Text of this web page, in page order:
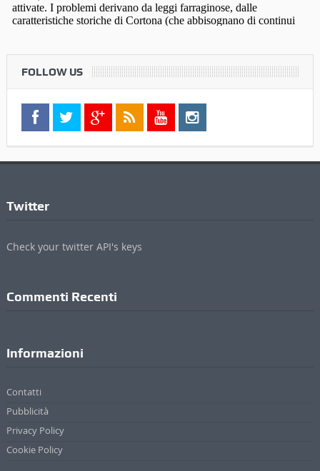
FOLLOW US
Twitter
Check your twitter API's keys
Commenti Recenti
Informazioni
Contatti
Pubblicità
Privacy Policy
Cookie Policy